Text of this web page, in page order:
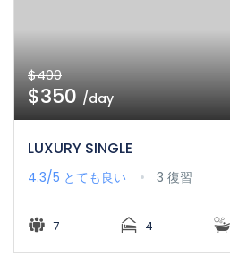
$400
$350/day
LUXURY SINGLE
4.3/5 とても良い 3 復習
7 4